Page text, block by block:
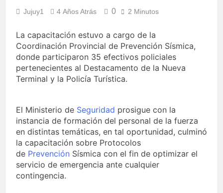
Jujuy1 4 Años Atrás 0 2 Minutos
La capacitación estuvo a cargo de la
Coordinación Provincial de Prevención Sísmica,
donde participaron 35 efectivos policiales
pertenecientes al Destacamento de la Nueva
Terminal y la Policía Turística.
El Ministerio de Seguridad prosigue con la
instancia de formación del personal de la fuerza
en distintas temáticas, en tal oportunidad, culminó
la capacitación sobre Protocolos
de Prevención Sísmica con el fin de optimizar el
servicio de emergencia ante cualquier
contingencia.